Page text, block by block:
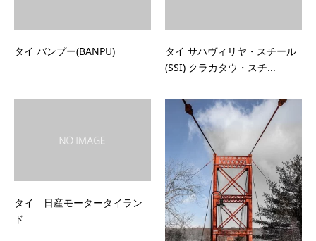
タイ バンプー(BANPU)
タイ サハヴィリヤ・スチール
(SSI) クラカタウ・スチ...
タイ 日産モータータイラン
ド